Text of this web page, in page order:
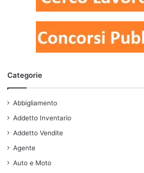
Categorie
Abbigliamento
Addetto Inventario
Addetto Vendite
Agente
Auto e Moto